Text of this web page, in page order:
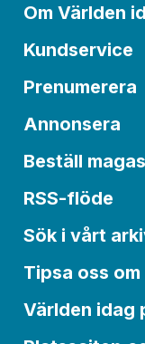
Om Världen
Kundservice
Prenumerera
Annonsera
Beställ
RSS-flöde
Sök i vårt
Tipsa oss
Världen idag